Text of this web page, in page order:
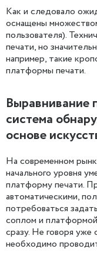
Как и следовало
оснащены
пользователя).
печати, но
например, такие
платформы печати.
Выравнивание
система
основе
На современном
начального уровня
платформу печати.
автоматическими,
потребоваться
соплом и
сразу. Не говоря
необходимо